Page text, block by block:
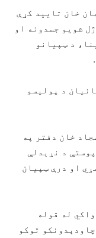
خان تایید کړې
پېښې وروسته روغتون ته د ۱۵ وژل شویو جسدونه او
د ټپیانو
د پولیسو
خان دفتر په
د نړېدلې
څخه د ۱۲ پولیسو مړي او درې ټپیان
له قوله
توکو